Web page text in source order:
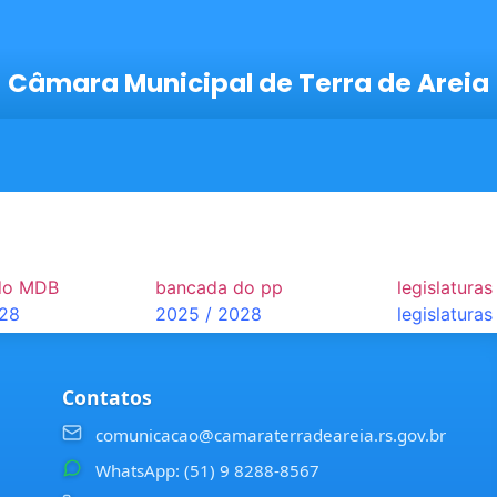
Câmara Municipal de Terra de Areia
MDB
bancada do pp
2025 / 2028
legislaturas
legislaturas
Contatos
comunicacao@camaraterradeareia.rs.gov.br
WhatsApp: (51) 9 8288-8567